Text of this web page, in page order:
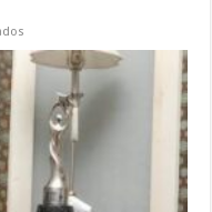
General
Artes
lamenta
fallecimiento
primerísimo
actor
Iván
García